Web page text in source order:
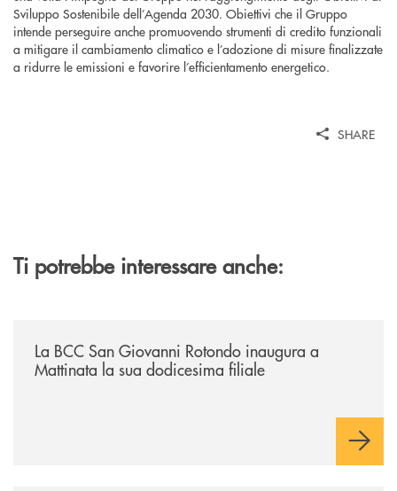
Sviluppo Sostenibile dell’Agenda 2030. Obiettivi che il Gruppo
intende perseguire anche promuovendo strumenti di credito funzionali
a mitigare il cambiamento climatico e l’adozione di misure finalizzate
a ridurre le emissioni e favorire l’efficientamento energetico.
SHARE
Ti potrebbe interessare anche:
La BCC San Giovanni Rotondo inaugura a
Mattinata la sua dodicesima filiale